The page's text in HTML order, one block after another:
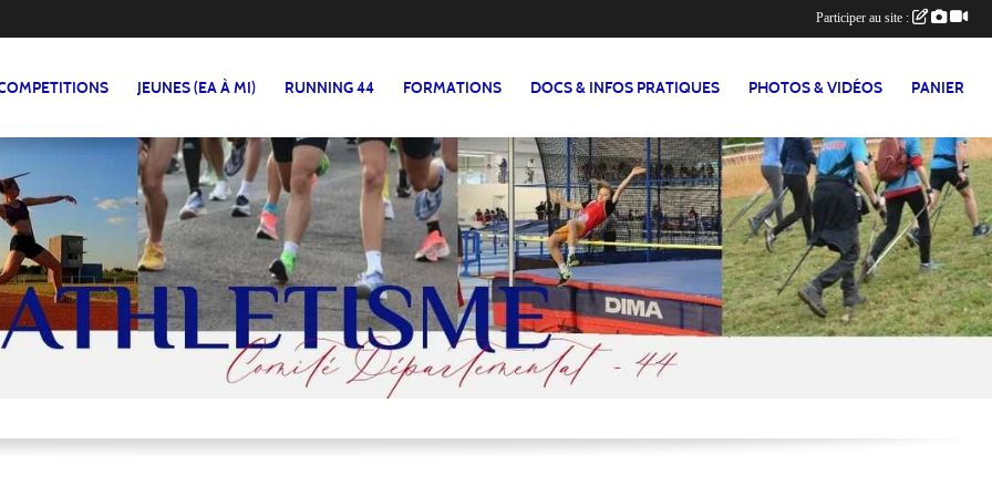
JEUNES (EA À MI) RUNNING 44 FORMATIONS DOCS & INFOS PRATIQUES PHOTOS & VIDÉOS PANIER
Participer au site :